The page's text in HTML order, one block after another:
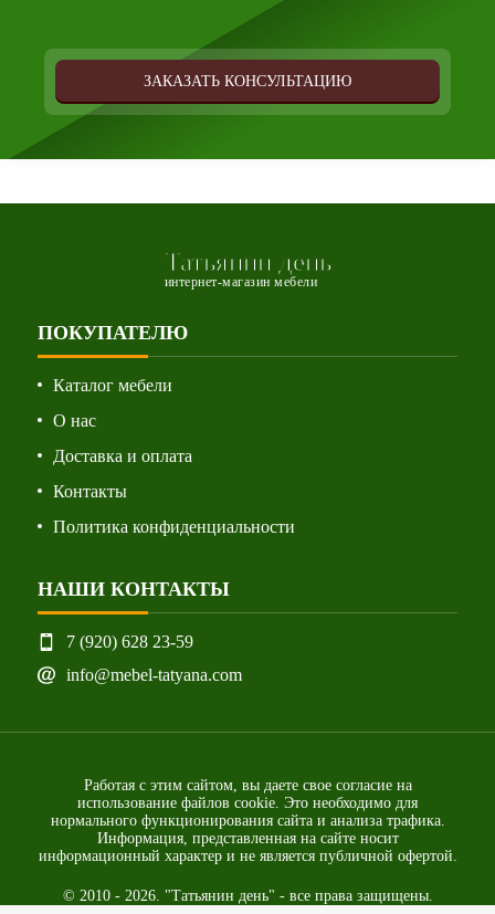
ЗАКАЗАТЬ КОНСУЛЬТАЦИЮ
Татьянин день
интернет-магазин мебели
ПОКУПАТЕЛЮ
Каталог мебели
О нас
Доставка и оплата
Контакты
Политика конфиденциальности
НАШИ КОНТАКТЫ
7 (920) 628 23-59
info@mebel-tatyana.com
© 2010 - 2026. "Татьянин день" - все права защищены.
Работая с этим сайтом, вы даете свое согласие на
использование файлов cookie. Это необходимо для
нормального функционирования сайта и анализа трафика.
Информация, представленная на сайте носит
информационный характер и не является публичной офертой.